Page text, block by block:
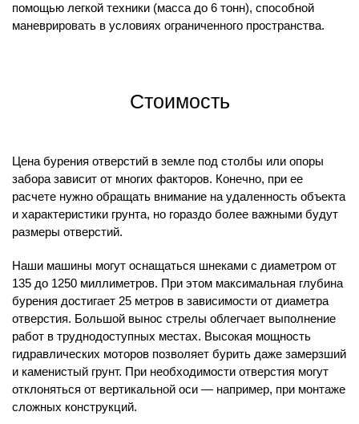
помощью легкой техники (масса до 6 тонн), способной
маневрировать в условиях ограниченного пространства.
Стоимость
Цена бурения отверстий в земле под столбы или опоры
забора зависит от многих факторов. Конечно, при ее
расчете нужно обращать внимание на удаленность объекта
и характеристики грунта, но гораздо более важными будут
размеры отверстий.
Наши машины могут оснащаться шнеками с диаметром от
135 до 1250 миллиметров. При этом максимальная глубина
бурения достигает 25 метров в зависимости от диаметра
отверстия. Большой вынос стрелы облегчает выполнение
работ в труднодоступных местах. Высокая мощность
гидравлических моторов позволяет бурить даже замерзший
и каменистый грунт. При необходимости отверстия могут
отклоняться от вертикальной оси — например, при монтаже
сложных конструкций.